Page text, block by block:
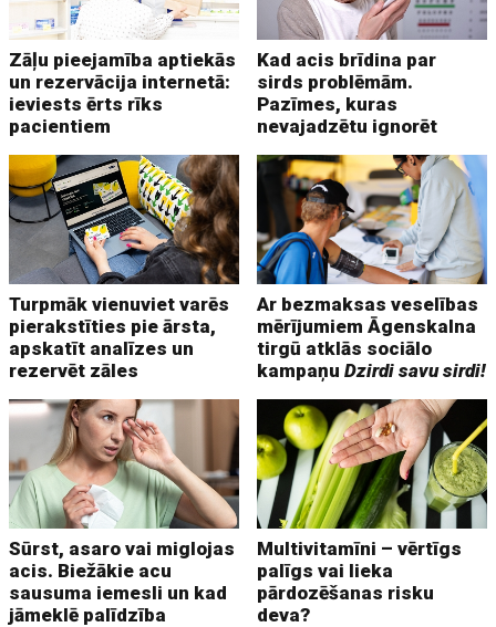
Zāļu pieejamība aptiekās
un rezervācija internetā:
ieviests ērts rīks
pacientiem
Kad acis brīdina par
sirds problēmām.
Pazīmes, kuras
nevajadzētu ignorēt
Turpmāk vienuviet varēs
pierakstīties pie ārsta,
apskatīt analīzes un
rezervēt zāles
Ar bezmaksas veselības
mērījumiem Āgenskalna
tirgū atklās sociālo
kampaņuDzirdi savu sirdi!
Sūrst, asaro vai miglojas
acis. Biežākie acu
sausuma iemesli un kad
jāmeklē palīdzība
Multivitamīni – vērtīgs
palīgs vai lieka
pārdozēšanas risku
deva?